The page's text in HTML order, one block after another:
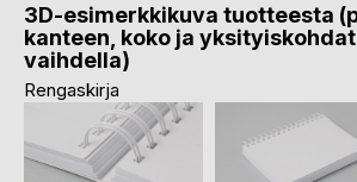
3D-esimerkkikuva tuotteesta
kanteen, koko ja
vaihdella)
Rengaskirja